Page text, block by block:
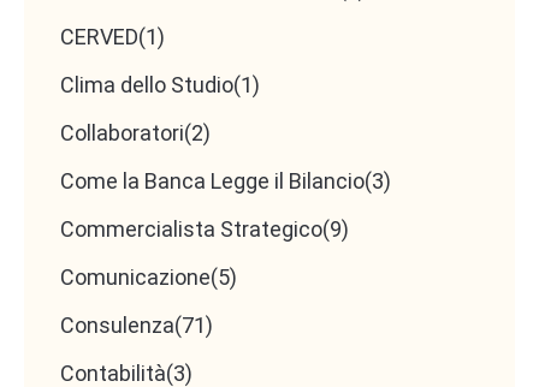
CERVED(1)
Clima dello Studio(1)
Collaboratori(2)
Come la Banca Legge il Bilancio(3)
Commercialista Strategico(9)
Comunicazione(5)
Consulenza(71)
Contabilità(3)